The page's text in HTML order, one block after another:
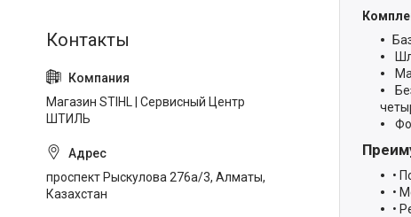
•
•
•
Магазин STIHL | Сервисный Центр
ШТИЛЬ
проспект Рыскулова 276а/3, Алматы,
Казахстан